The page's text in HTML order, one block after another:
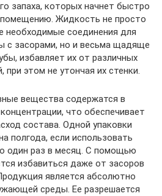
запаха, которых начнет быстро
помещению. Жидкость не просто
необходимые соединения для
с засорами, но и весьма щадяще
избавляет их от различных
при этом не утончая их стенки.
вещества содержатся в
что обеспечивает
состава. Одной упаковки
полгода, если использовать
один раз в месяц. С помощью
избавиться даже от засоров
является абсолютно
среды. Ее разрешается